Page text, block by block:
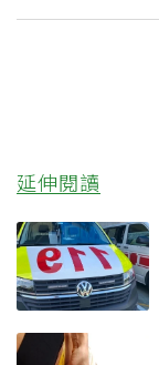
延伸閱讀